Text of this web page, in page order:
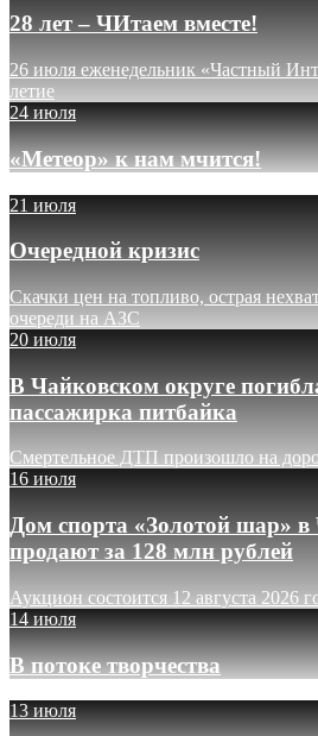
28 лет – ЧИтаем вместе!
26 июля еженедельник «Частный
летие
24 июля
«Метеор» к нам мчится!
21 июля
Очередной кризис
Скачки цен на топливо, острая
очереди на АЗС
20 июля
В Чайковском округе
пассажирка питбайка
Смертельное ДТП произошло на
16 июля
Дом спорта «Золотой шар»
продают за 128 млн рублей
Аукцион состоится 12 августа 2026
14 июля
В потоке творчества
13 июля